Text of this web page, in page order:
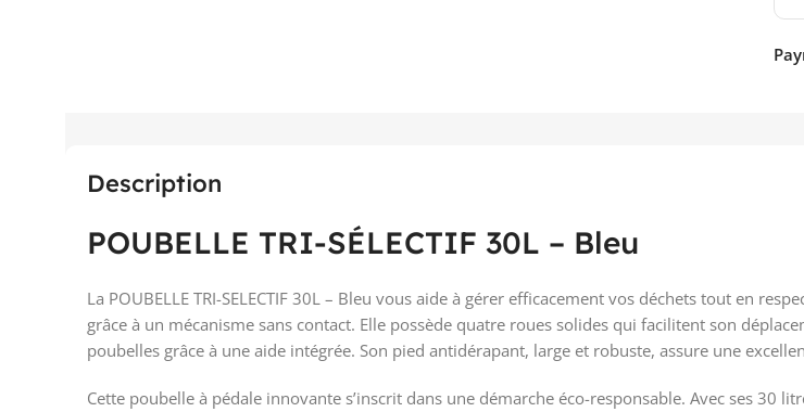
Description
POUBELLE TRI-SÉLECTIF 30L – Bleu
La POUBELLE TRI-SELECTIF 30L – Bleu vous aide à gérer efficacement vos déchets tout en
grâce à un mécanisme sans contact. Elle possède quatre roues solides qui facilitent son
poubelles grâce à une aide intégrée. Son pied antidérapant, large et robuste, assure une
Cette poubelle à pédale innovante s’inscrit dans une démarche éco-responsable. Avec ses 30